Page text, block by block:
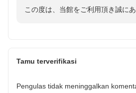
reviewId=33123477993774
この度は、当館をご利用頂き誠に
「肌が20歳若返るほどの肌触り」
は、温泉の品質を維持するスタッ
Tamu terverifikasi
Pengulas tidak meninggalkan